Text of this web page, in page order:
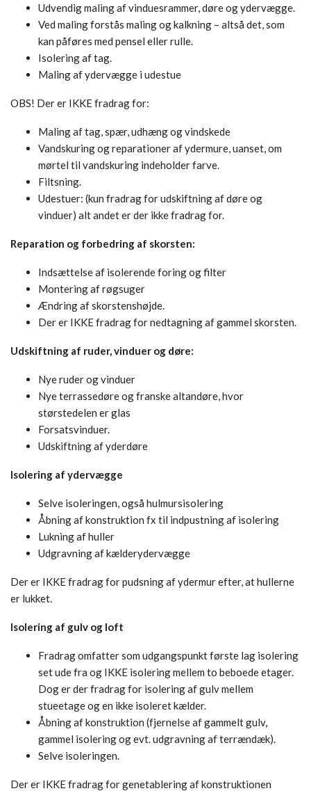
Udvendig maling af vinduesrammer, døre og ydervægge.
Ved maling forstås maling og kalkning – altså det, som
kan påføres med pensel eller rulle.
Isolering af tag.
Maling af ydervægge i udestue
OBS! Der er IKKE fradrag for:
Maling af tag, spær, udhæng og vindskede
Vandskuring og reparationer af ydermure, uanset, om
mørtel til vandskuring indeholder farve.
Filtsning.
Udestuer: (kun fradrag for udskiftning af døre og
vinduer) alt andet er der ikke fradrag for.
Reparation og forbedring af skorsten:
Indsættelse af isolerende foring og filter
Montering af røgsuger
Ændring af skorstenshøjde.
Der er IKKE fradrag for nedtagning af gammel skorsten.
Udskiftning af ruder, vinduer og døre:
Nye ruder og vinduer
Nye terrassedøre og franske altandøre, hvor
størstedelen er glas
Forsatsvinduer.
Udskiftning af yderdøre
Isolering af ydervægge
Selve isoleringen, også hulmursisolering
Åbning af konstruktion fx til indpustning af isolering
Lukning af huller
Udgravning af kælderydervægge
Der er IKKE fradrag for pudsning af ydermur efter, at hullerne
er lukket.
Isolering af gulv og loft
Fradrag omfatter som udgangspunkt første lag isolering
set ude fra og IKKE isolering mellem to beboede etager.
Dog er der fradrag for isolering af gulv mellem
stueetage og en ikke isoleret kælder.
Åbning af konstruktion (fjernelse af gammelt gulv,
gammel isolering og evt. udgravning af terrændæk).
Selve isoleringen.
Der er IKKE fradrag for genetablering af konstruktionen